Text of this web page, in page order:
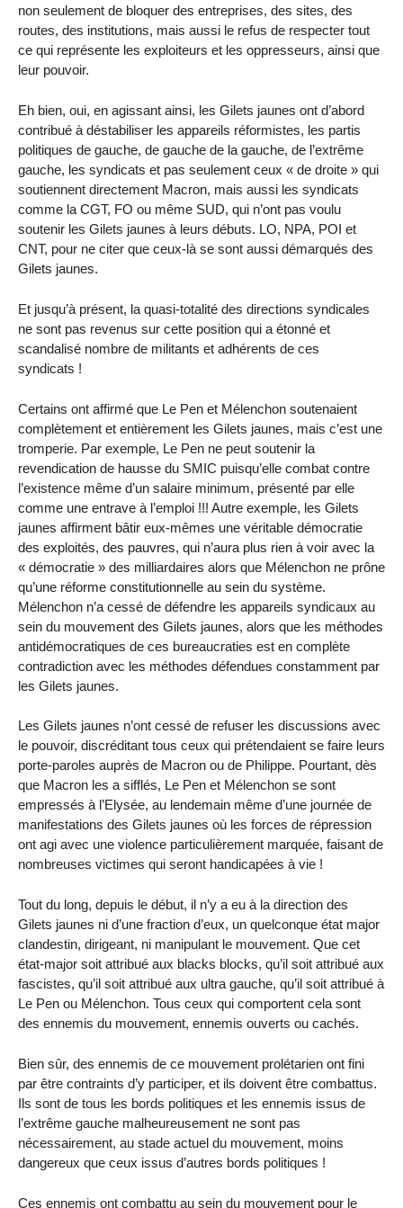
non seulement de bloquer des entreprises, des sites, des
routes, des institutions, mais aussi le refus de respecter tout
ce qui représente les exploiteurs et les oppresseurs, ainsi que
leur pouvoir.
Eh bien, oui, en agissant ainsi, les Gilets jaunes ont d’abord
contribué à déstabiliser les appareils réformistes, les partis
politiques de gauche, de gauche de la gauche, de l’extrême
gauche, les syndicats et pas seulement ceux « de droite » qui
soutiennent directement Macron, mais aussi les syndicats
comme la CGT, FO ou même SUD, qui n’ont pas voulu
soutenir les Gilets jaunes à leurs débuts. LO, NPA, POI et
CNT, pour ne citer que ceux-là se sont aussi démarqués des
Gilets jaunes.
Et jusqu’à présent, la quasi-totalité des directions syndicales
ne sont pas revenus sur cette position qui a étonné et
scandalisé nombre de militants et adhérents de ces
syndicats !
Certains ont affirmé que Le Pen et Mélenchon soutenaient
complètement et entièrement les Gilets jaunes, mais c’est une
tromperie. Par exemple, Le Pen ne peut soutenir la
revendication de hausse du SMIC puisqu’elle combat contre
l’existence même d’un salaire minimum, présenté par elle
comme une entrave à l’emploi !!! Autre exemple, les Gilets
jaunes affirment bâtir eux-mêmes une véritable démocratie
des exploités, des pauvres, qui n’aura plus rien à voir avec la
« démocratie » des milliardaires alors que Mélenchon ne prône
qu’une réforme constitutionnelle au sein du système.
Mélenchon n’a cessé de défendre les appareils syndicaux au
sein du mouvement des Gilets jaunes, alors que les méthodes
antidémocratiques de ces bureaucraties est en complète
contradiction avec les méthodes défendues constamment par
les Gilets jaunes.
Les Gilets jaunes n’ont cessé de refuser les discussions avec
le pouvoir, discréditant tous ceux qui prétendaient se faire leurs
porte-paroles auprès de Macron ou de Philippe. Pourtant, dès
que Macron les a sifflés, Le Pen et Mélenchon se sont
empressés à l’Elysée, au lendemain même d’une journée de
manifestations des Gilets jaunes où les forces de répression
ont agi avec une violence particulièrement marquée, faisant de
nombreuses victimes qui seront handicapées à vie !
Tout du long, depuis le début, il n’y a eu à la direction des
Gilets jaunes ni d’une fraction d’eux, un quelconque état major
clandestin, dirigeant, ni manipulant le mouvement. Que cet
état-major soit attribué aux blacks blocks, qu’il soit attribué aux
fascistes, qu’il soit attribué aux ultra gauche, qu’il soit attribué à
Le Pen ou Mélenchon. Tous ceux qui comportent cela sont
des ennemis du mouvement, ennemis ouverts ou cachés.
Bien sûr, des ennemis de ce mouvement prolétarien ont fini
par être contraints d’y participer, et ils doivent être combattus.
Ils sont de tous les bords politiques et les ennemis issus de
l’extrême gauche malheureusement ne sont pas
nécessairement, au stade actuel du mouvement, moins
dangereux que ceux issus d’autres bords politiques !
Ces ennemis ont combattu au sein du mouvement pour le